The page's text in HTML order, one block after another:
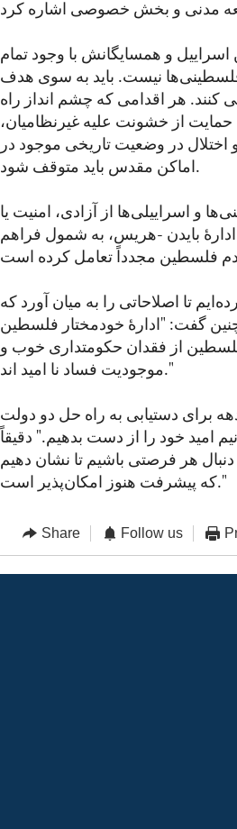
و همسایگانش با وجود تمام
فلسطینی‌ها نیست. باید به سوی هدف
کنند. هر اقدامی که چشم انداز راه
از خشونت علیه غیرنظامیان،
در وضعیت تاریخی موجود در
اماکن مقدس باید متوقف شود.
و اسراییلی‌ها از آزادی، امنیت یا
بایدن -هریس، به شمول فراهم
تا اصلاحاتی را به میان آورد که
گفت: "ادارۀ خودمختار فلسطین
فلسطین از فقدان حکومتداری خوب و
موجودیت فساد نا امید اند."
برای دستیابی به راه حل دو دولت
امید خود را از دست بدهیم." دقیقاً
هر فرصتی باشیم تا نشان دهیم
که پیشرفت هنوز امکان‌پذیر است."
Share Follow us